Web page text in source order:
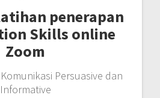
penerapan
Skills online
Zoom
Persuasive dan
Informative